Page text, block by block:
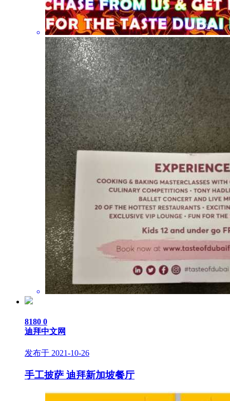
8180 0
迪拜中文网
发布于 2021-10-26
手工披萨 迪拜新加坡餐厅